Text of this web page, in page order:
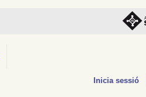
Inicia sessió